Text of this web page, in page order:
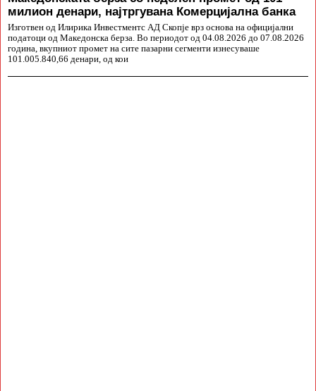
милион денари, најтргувана Комерцијална банка
Изготвен од Илирика Инвестментс АД Скопје врз основа на официјални
податоци од Македонска берза. Во периодот од 04.08.2026 до 07.08.2026
година, вкупниот промет на сите пазарни сегменти изнесуваше
101.005.840,66 денари, од кои